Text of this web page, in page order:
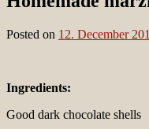
Posted on 12. December
Ingredients:
Good dark chocolate shells